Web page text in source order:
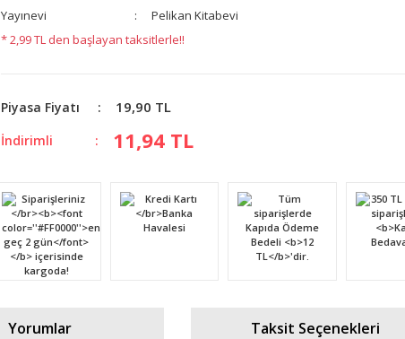
Yayınevi
Pelikan Kitabevi
* 2,99 TL den başlayan taksitlerle!!
Piyasa Fiyatı 19,90 TL
İndirimli 11,94 TL
Yorumlar Taksit Seçenekleri